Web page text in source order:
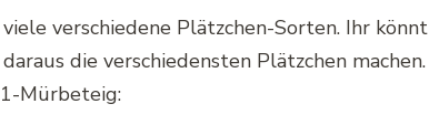
verschiedene Plätzchen-Sorten. Ihr könnt
die verschiedensten Plätzchen machen.
Mürbeteig: